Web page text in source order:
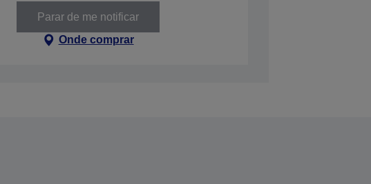
Parar de me notificar
Onde comprar